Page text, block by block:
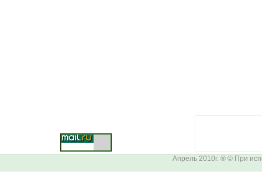
Апрель 2010г. ® © При